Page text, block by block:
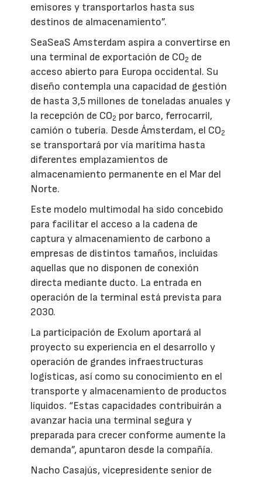
emisores y transportarlos hasta sus
destinos de almacenamiento”.
SeaSeaS Amsterdam aspira a convertirse en
una terminal de exportación de CO2 de
acceso abierto para Europa occidental. Su
diseño contempla una capacidad de gestión
de hasta 3,5 millones de toneladas anuales y
la recepción de CO2 por barco, ferrocarril,
camión o tubería. Desde Ámsterdam, el CO2
se transportará por vía marítima hasta
diferentes emplazamientos de
almacenamiento permanente en el Mar del
Norte.
Este modelo multimodal ha sido concebido
para facilitar el acceso a la cadena de
captura y almacenamiento de carbono a
empresas de distintos tamaños, incluidas
aquellas que no disponen de conexión
directa mediante ducto. La entrada en
operación de la terminal está prevista para
2030.
La participación de Exolum aportará al
proyecto su experiencia en el desarrollo y
operación de grandes infraestructuras
logísticas, así como su conocimiento en el
transporte y almacenamiento de productos
líquidos. “Estas capacidades contribuirán a
avanzar hacia una terminal segura y
preparada para crecer conforme aumente la
demanda”, apuntaron desde la compañía.
Nacho Casajús, vicepresidente senior de